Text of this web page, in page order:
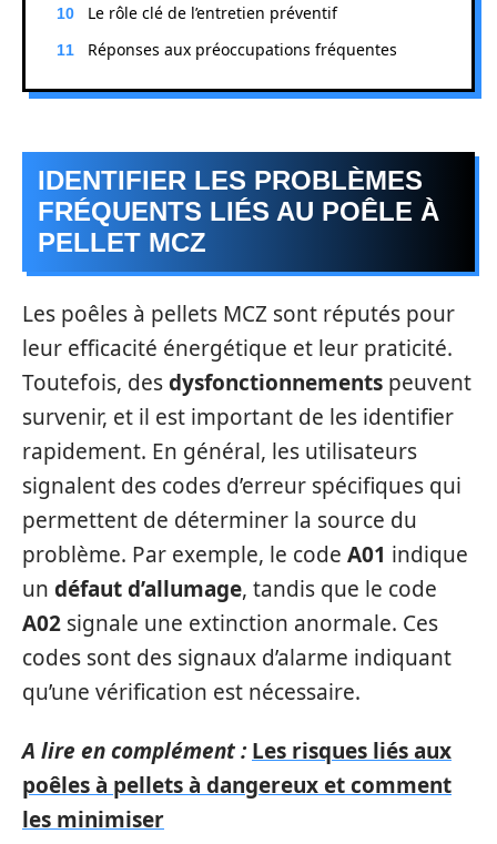
Le rôle clé de l’entretien préventif
Réponses aux préoccupations fréquentes
IDENTIFIER LES PROBLÈMES
FRÉQUENTS LIÉS AU POÊLE À
PELLET MCZ
Les poêles à pellets MCZ sont réputés pour
leur efficacité énergétique et leur praticité.
Toutefois, desdysfonctionnements peuvent
survenir, et il est important de les identifier
rapidement. En général, les utilisateurs
signalent des codes d’erreur spécifiques qui
permettent de déterminer la source du
problème. Par exemple, le code A01 indique
un défaut d’allumage, tandis que le code
A02 signale une extinction anormale. Ces
codes sont des signaux d’alarme indiquant
qu’une vérification est nécessaire.
A lire en complément : Les risques liés aux
poêles à pellets à dangereux et comment
les minimiser